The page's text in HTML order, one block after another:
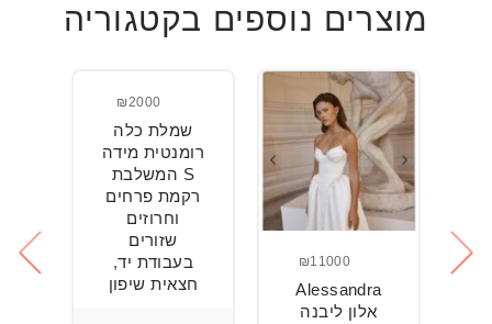
מוצרים נוספים בקטגוריה
₪11000
Alessandra
אלון ליבנה
₪2000
שמלת כלה
רומנטית מידה
S המשלבת
רקמת פרחים
וחרוזים
שזורים
בעבודת יד,
חצאית שיפון